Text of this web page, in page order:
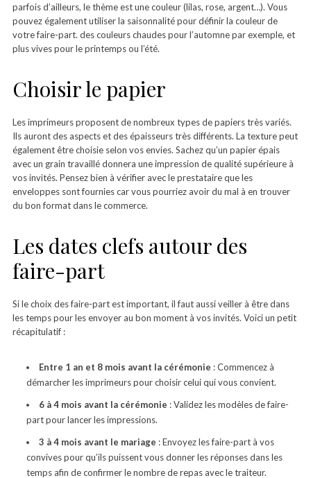
parfois d’ailleurs, le thème est une couleur (lilas, rose, argent…). Vous
pouvez également utiliser la saisonnalité pour définir la couleur de
votre faire-part. des couleurs chaudes pour l’automne par exemple, et
plus vives pour le printemps ou l’été.
Choisir le papier
Les imprimeurs proposent de nombreux types de papiers très variés.
Ils auront des aspects et des épaisseurs très différents. La texture peut
également être choisie selon vos envies. Sachez qu’un papier épais
avec un grain travaillé donnera une impression de qualité supérieure à
vos invités. Pensez bien à vérifier avec le prestataire que les
enveloppes sont fournies car vous pourriez avoir du mal à en trouver
du bon format dans le commerce.
Les dates clefs autour des
faire-part
Si le choix des faire-part est important, il faut aussi veiller à être dans
les temps pour les envoyer au bon moment à vos invités. Voici un petit
récapitulatif :
Entre 1 an et 8 mois avant la cérémonie : Commencez à
démarcher les imprimeurs pour choisir celui qui vous convient.
6 à 4 mois avant la cérémonie : Validez les modèles de faire-
part pour lancer les impressions.
3 à 4 mois avant le mariage : Envoyez les faire-part à vos
convives pour qu’ils puissent vous donner les réponses dans les
temps afin de confirmer le nombre de repas avec le traiteur.